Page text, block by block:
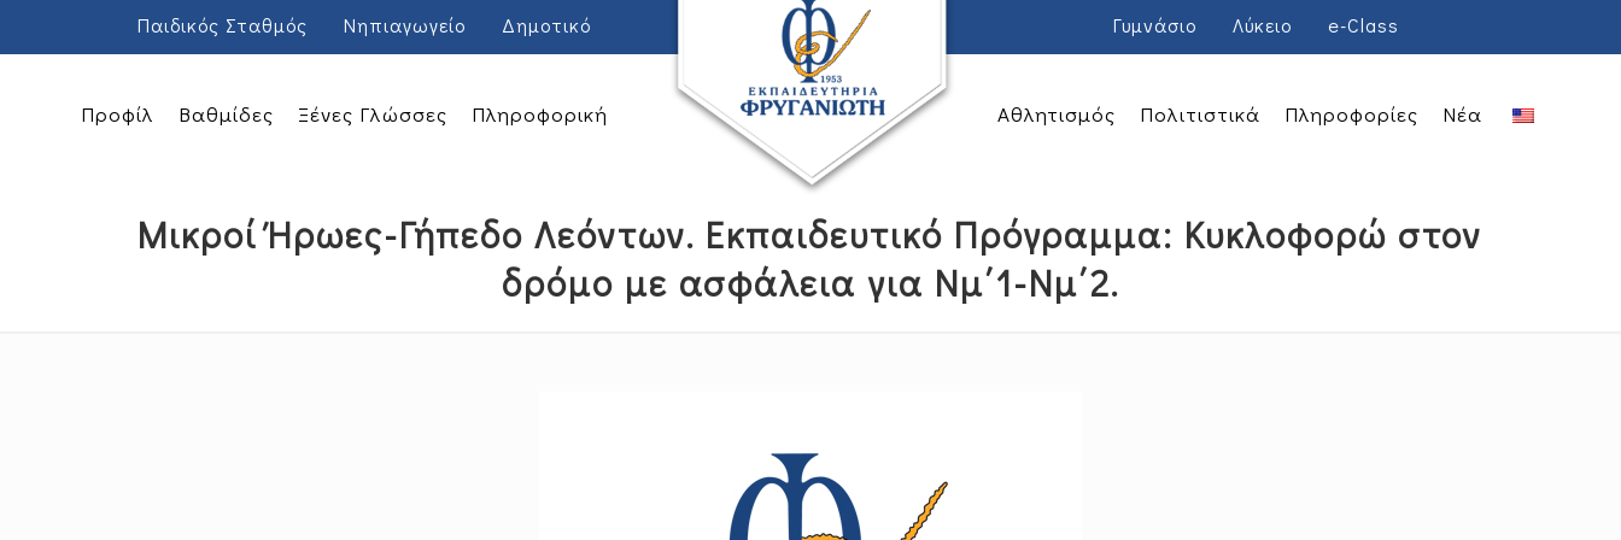
Παιδικός Σταθμός Νηπιαγωγείο Δημοτικό Γυμνάσιο Λύκειο e-Class
Προφίλ Βαθμίδες Ξένες Γλώσσες Πληροφορική Αθλητισμός Πολιτιστικά Πληροφορίες Νέα
Μικροί Ήρωες-Γήπεδο Λεόντων. Εκπαιδευτικό Πρόγραμμα: Κυκλοφορώ στον
δρόμο με ασφάλεια για Νμ΄1-Νμ΄2.